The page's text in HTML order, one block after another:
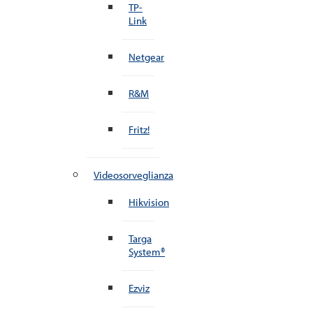
TP-
Link
Netgear
R&M
Fritz!
Videosorveglianza
Hikvision
Targa
System®
Ezviz